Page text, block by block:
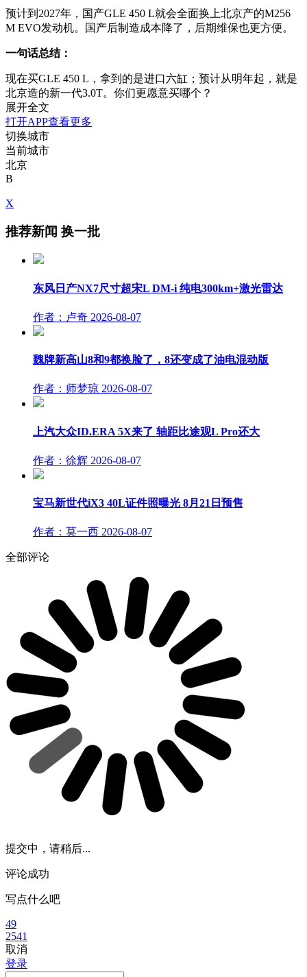
预计到2027年，国产GLE 450 L就会全面换上北京产的M256
M EVO发动机。国产后制造成本降了，后期维保也更方便。
一句话总结：
现在买GLE 450 L，拿到的是进口六缸；预计从明年起，就是
北京造的新一代3.0T。你们更愿意买哪个？
展开全文
打开APP查看更多
切换城市
当前城市
北京
B
X
推荐新闻 换一批
东风日产NX7尺寸超宋L DM-i 纯电300km+激光雷达
作者：卢奇 2026-08-07
魏牌新高山8和9都换脸了，8还变成了油电混动版
作者：师梦琼 2026-08-07
上汽大众ID.ERA 5X来了 轴距比途观L Pro还大
作者：徐辉 2026-08-07
宝马新世代iX3 40L证件照曝光 8月21日预售
作者：莫一西 2026-08-07
全部评论
提交中，请稍后...
评论成功
写点什么吧
49
2541
取消
登录